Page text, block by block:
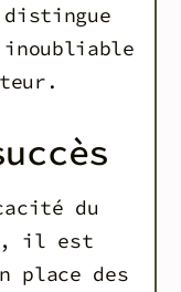
distingue
inoubliable
du
il est
place des